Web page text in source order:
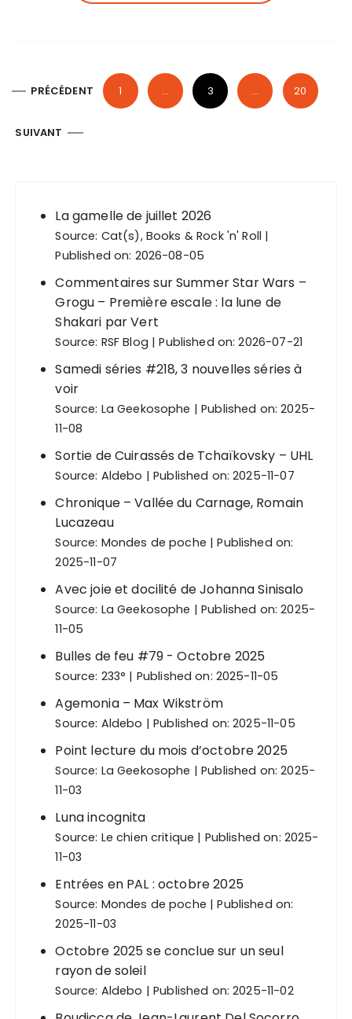
g
PRÉCÉDENT 1 … 3 … 20
SUIVANT
La gamelle de juillet 2026
Source: Cat(s), Books & Rock 'n' Roll
Published on: 2026-08-05
Commentaires sur Summer Star Wars –
Grogu – Première escale : la lune de
Shakari par Vert
Source: RSF Blog Published on: 2026-07-21
Samedi séries #218, 3 nouvelles séries à
voir
Source: La Geekosophe
Published on: 2025-
11-08
Sortie de Cuirassés de Tchaïkovsky – UHL
Source: Aldebo Published on: 2025-11-07
Chronique – Vallée du Carnage, Romain
Lucazeau
Source: Mondes de poche
Published on:
2025-11-07
Avec joie et docilité de Johanna Sinisalo
Source: La Geekosophe
Published on: 2025-
11-05
Bulles de feu #79 - Octobre 2025
Source: 233° Published on: 2025-11-05
Agemonia – Max Wikström
Source: Aldebo Published on: 2025-11-05
Point lecture du mois d’octobre 2025
Source: La Geekosophe
Published on: 2025-
11-03
Luna incognita
Source: Le chien critique
Published on: 2025-
11-03
Entrées en PAL : octobre 2025
Source: Mondes de poche
Published on:
2025-11-03
Octobre 2025 se conclue sur un seul
rayon de soleil
Source: Aldebo Published on: 2025-11-02